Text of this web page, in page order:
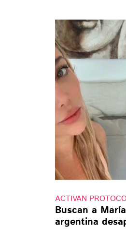
ACTIVAN
Buscan a
argentina